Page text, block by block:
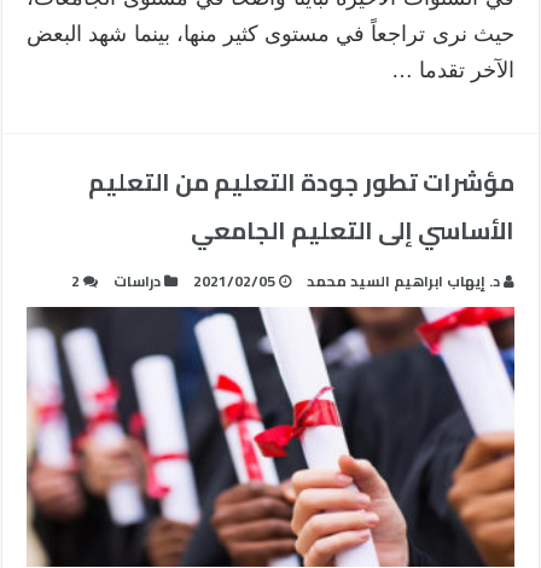
حيث نرى تراجعاً في مستوى كثير منها، بينما شهد البعض
الآخر تقدما …
مؤشرات تطور جودة التعليم من التعليم
الأساسي إلى التعليم الجامعي
د. إيهاب ابراهيم السيد محمد 2021/02/05 دراسات 2